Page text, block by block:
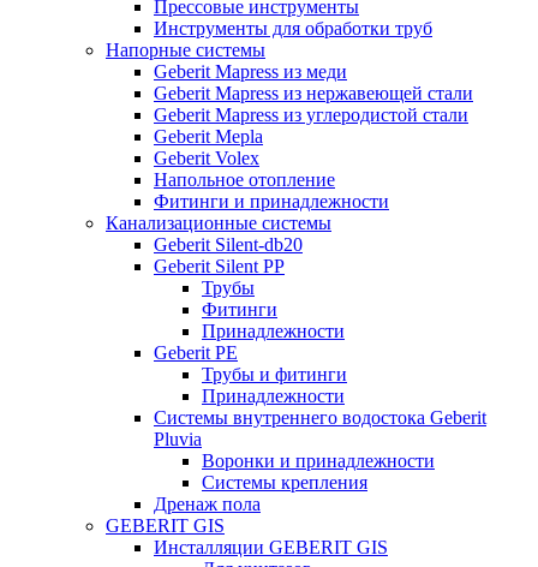
Прессовые инструменты
Инструменты для обработки труб
Напорные системы
Geberit Mapress из меди
Geberit Mapress из нержавеющей стали
Geberit Mapress из углеродистой стали
Geberit Mepla
Geberit Volex
Напольное отопление
Фитинги и принадлежности
Канализационные системы
Geberit Silent-db20
Geberit Silent PP
Трубы
Фитинги
Принадлежности
Geberit PE
Трубы и фитинги
Принадлежности
Системы внутреннего водостока Geberit
Pluvia
Воронки и принадлежности
Системы крепления
Дренаж пола
GEBERIT GIS
Инсталляции GEBERIT GIS